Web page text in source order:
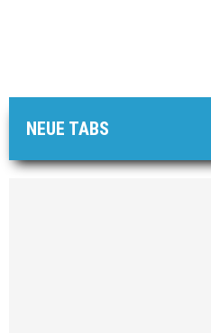
NEUE TABS